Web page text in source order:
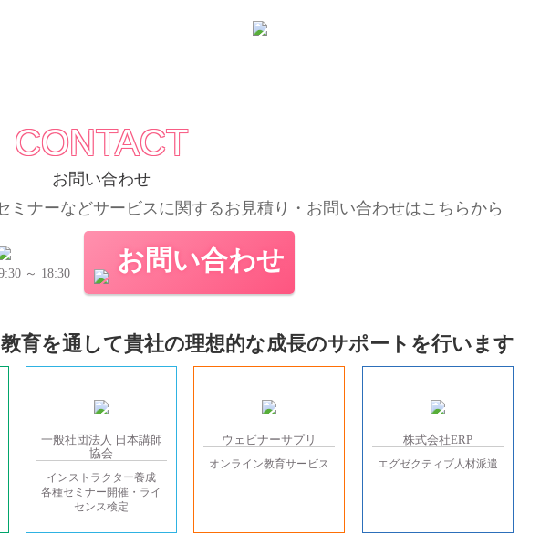
CONTACT
お問い合わせ
ミナーなどサービスに関するお見積り・ お問い合わせはこちらから
～ 18:30 お問い合わせ
育を通して貴社の理想的な成長のサポートを行います
一般社団法人 日本講師
協会
インストラクター養成
各種セミナー開催・ライ
センス検定
ウェビナーサプリ
オンライン教育サービス
株式会社ERP
エグゼクティブ人材派遣